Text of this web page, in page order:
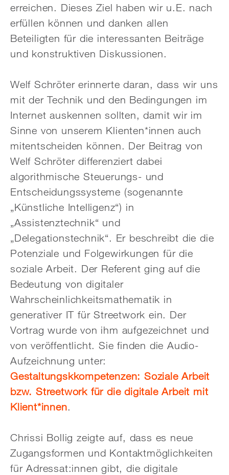
erreichen. Dieses Ziel haben wir u.E. nach
erfüllen können und danken allen
Beteiligten für die interessanten Beiträge
und konstruktiven Diskussionen.
Welf Schröter erinnerte daran, dass wir uns
mit der Technik und den Bedingungen im
Internet auskennen sollten, damit wir im
Sinne von unserem Klienten*innen auch
mitentscheiden können. Der Beitrag von
Welf Schröter differenziert dabei
algorithmische Steuerungs- und
Entscheidungssysteme (sogenannte
„Künstliche Intelligenz“) in
„Assistenztechnik“ und
„Delegationstechnik“. Er beschreibt die die
Potenziale und Folgewirkungen für die
soziale Arbeit. Der Referent ging auf die
Bedeutung von digitaler
Wahrscheinlichkeitsmathematik in
generativer IT für Streetwork ein. Der
Vortrag wurde von ihm aufgezeichnet und
von veröffentlicht. Sie finden die Audio-
Aufzeichnung unter:
Gestaltungskkompetenzen: Soziale Arbeit
bzw. Streetwork für die digitale Arbeit mit
Klient*innen.
Chrissi Bollig zeigte auf, dass es neue
Zugangsformen und Kontaktmöglichkeiten
für Adressat:innen gibt, die digitale